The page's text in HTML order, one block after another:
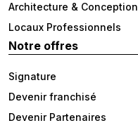
Architecture & Conception
Locaux Professionnels
Notre offres
Signature
Devenir franchisé
Devenir Partenaires